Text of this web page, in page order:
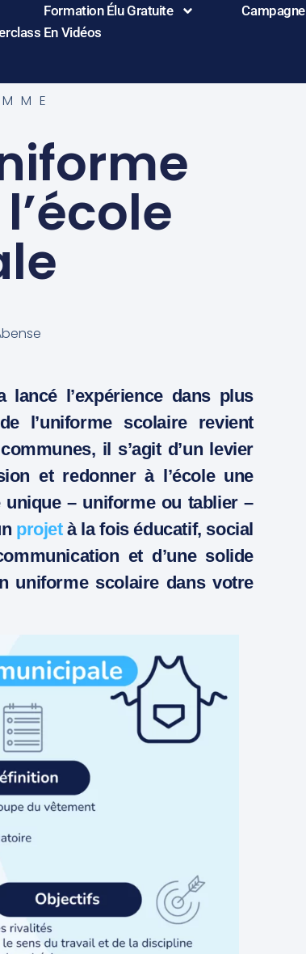
Formation Élu Gratuite
Campagne
En Vidéos
lancé l’expérience dans plus
l’uniforme scolaire revient
il s’agit d’un levier
et redonner à l’école une
– uniforme ou tablier –
projetà la fois éducatif, social
et d’une solide
uniforme scolaire dans votre